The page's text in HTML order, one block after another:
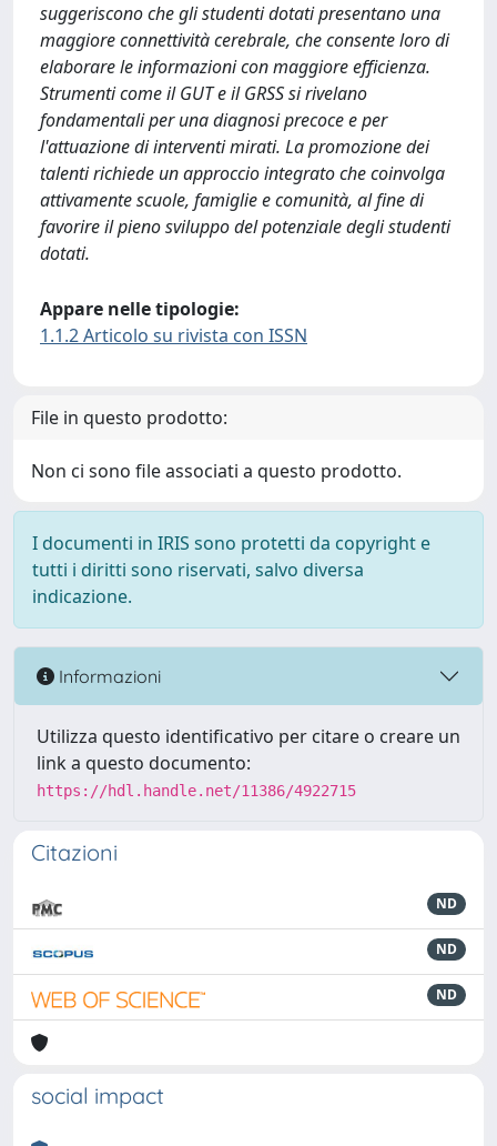
suggeriscono che gli studenti dotati presentano una
maggiore connettività cerebrale, che consente loro di
elaborare le informazioni con maggiore efficienza.
Strumenti come il GUT e il GRSS si rivelano
fondamentali per una diagnosi precoce e per
l'attuazione di interventi mirati. La promozione dei
talenti richiede un approccio integrato che coinvolga
attivamente scuole, famiglie e comunità, al fine di
favorire il pieno sviluppo del potenziale degli studenti
dotati.
Appare nelle tipologie:
1.1.2 Articolo su rivista con ISSN
File in questo prodotto:
Non ci sono file associati a questo prodotto.
I documenti in IRIS sono protetti da copyright e
tutti i diritti sono riservati, salvo diversa
indicazione.
Informazioni
Utilizza questo identificativo per citare o creare un
link a questo documento:
https://hdl.handle.net/11386/4922715
Citazioni
ND
ND
ND
social impact